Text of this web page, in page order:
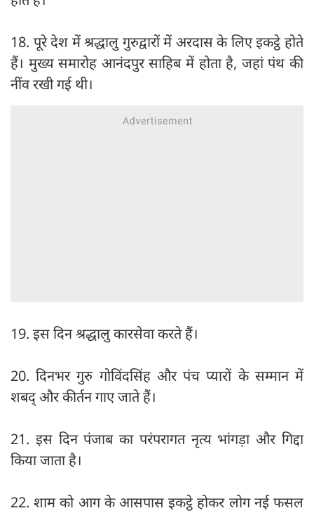
18. पूरे देश में श्रद्धालु गुरुद्वारों में अरदास के लिए इकट्ठे होते
हैं। मुख्य समारोह आनंदपुर साहिब में होता है, जहां पंथ की
नींव रखी गई थी।
19. इस दिन श्रद्धालु कारसेवा करते हैं।
20. दिनभर गुरु गोविंदसिंह और पंच प्यारों के सम्मान में
शबद् और कीर्तन गाए जाते हैं।
21. इस दिन पंजाब का परंपरागत नृत्य भांगड़ा और गिद्दा
किया जाता है।
22. शाम को आग के आसपास इकट्ठे होकर लोग नई फसल